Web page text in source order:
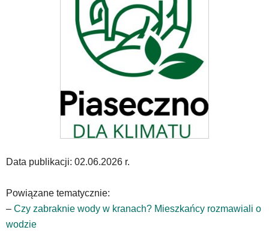
Data publikacji: 02.06.2026 r.
Powiązane tematycznie:
– Czy zabraknie wody w kranach? Mieszkańcy rozmawiali o
wodzie